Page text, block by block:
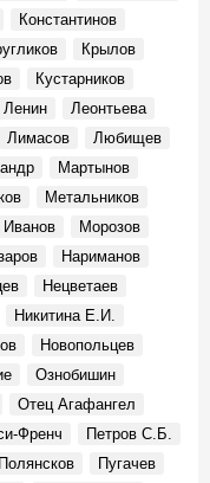
- 1971 гг. зав.
Константинов
Крылов
Кустарников
Ленин
Леонтьева
Лимасов
Любищев
Мартынов
Метальников
Морозов
Нариманов
Нецветаев
Никитина Е.И.
Новопольцев
Ознобишин
Отец Агафангел
Френч
Петров С.Б.
Полянсков
Пугачев